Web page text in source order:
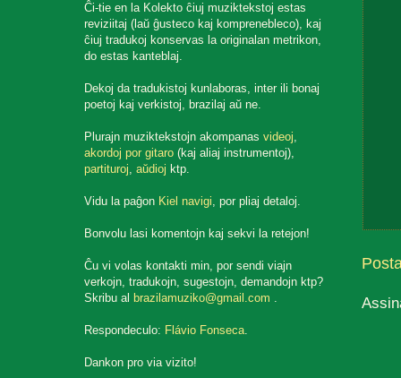
Ĉi-tie en la Kolekto ĉiuj muziktekstoj estas
reviziitaj (laŭ ĝusteco kaj komprenebleco), kaj
ĉiuj tradukoj konservas la originalan metrikon,
do estas kanteblaj.
Dekoj da tradukistoj kunlaboras, inter ili bonaj
poetoj kaj verkistoj, brazilaj aŭ ne.
Plurajn muziktekstojn akompanasvideoj,
akordoj por gitaro (kaj aliaj instrumentoj),
partituroj,aŭdioj ktp.
Vidu la paĝon Kiel navigi, por pliaj detaloj.
Bonvolu lasi komentojn kaj sekvi la retejon!
Ĉu vi volas kontakti min, por sendi viajn
verkojn, tradukojn, sugestojn, demandojn ktp?
Skribu al brazilamuziko@gmail.com .
Respondeculo: Flávio Fonseca.
Dankon pro via vizito!